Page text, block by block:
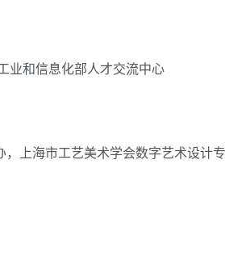
业和信息化部人才交流中心
上海市工艺美术学会数字艺术设计